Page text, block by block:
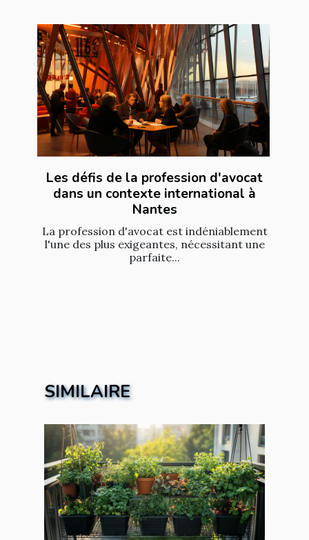
Les défis de la profession d'avocat
dans un contexte international à
Nantes
La profession d'avocat est indéniablement
l'une des plus exigeantes, nécessitant une
parfaite...
SIMILAIRE